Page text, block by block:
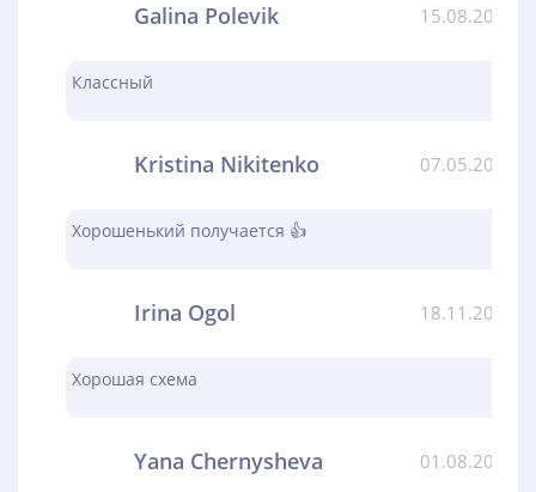
Galina Polevik 15.08.2024
Классный
Kristina Nikitenko 07.05.2024
Хорошенький получается 👍
Irina Ogol 18.11.2023
Хорошая схема
Yana Chernysheva 01.08.2023